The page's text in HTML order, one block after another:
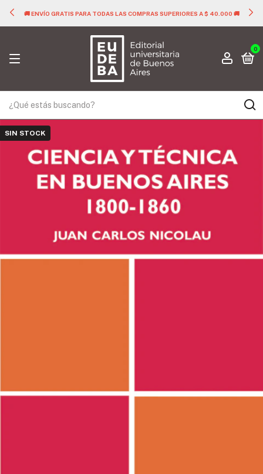
🚚 ENVÍO GRATIS PARA TODAS LAS COMPRAS SUPERIORES A $ 40.000 🚚
0
SIN STOCK